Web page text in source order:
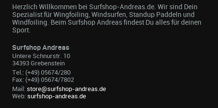
Herzlich Willkommen bei Surfshop-Andreas.de. Wir sind Dein
Spezialist für Wingfoiling, Windsurfen, Standup Paddeln und
Windfoiling. Beim Surfshop Andreas findest Du alles für deinen
Sport.
Surfshop Andreas
Untere Schnurstr. 10
34393 Grebenstein
Tel.: (+49) 05674/280
Fax: (+49) 05674/7802
Mail: store@surfshop-andreas.de
Web: surfshop-andreas.de